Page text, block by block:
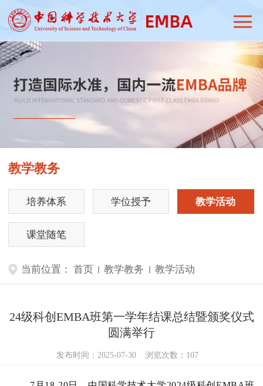
教学教务
培养体系 学位授予 教学活动
课堂随笔
当前位置： 首页 教学教务 教学活动
24级科创EMBA班第一学年结课总结暨颁奖仪式
圆满举行
发布时间：2025-07-30 浏览次数： 107